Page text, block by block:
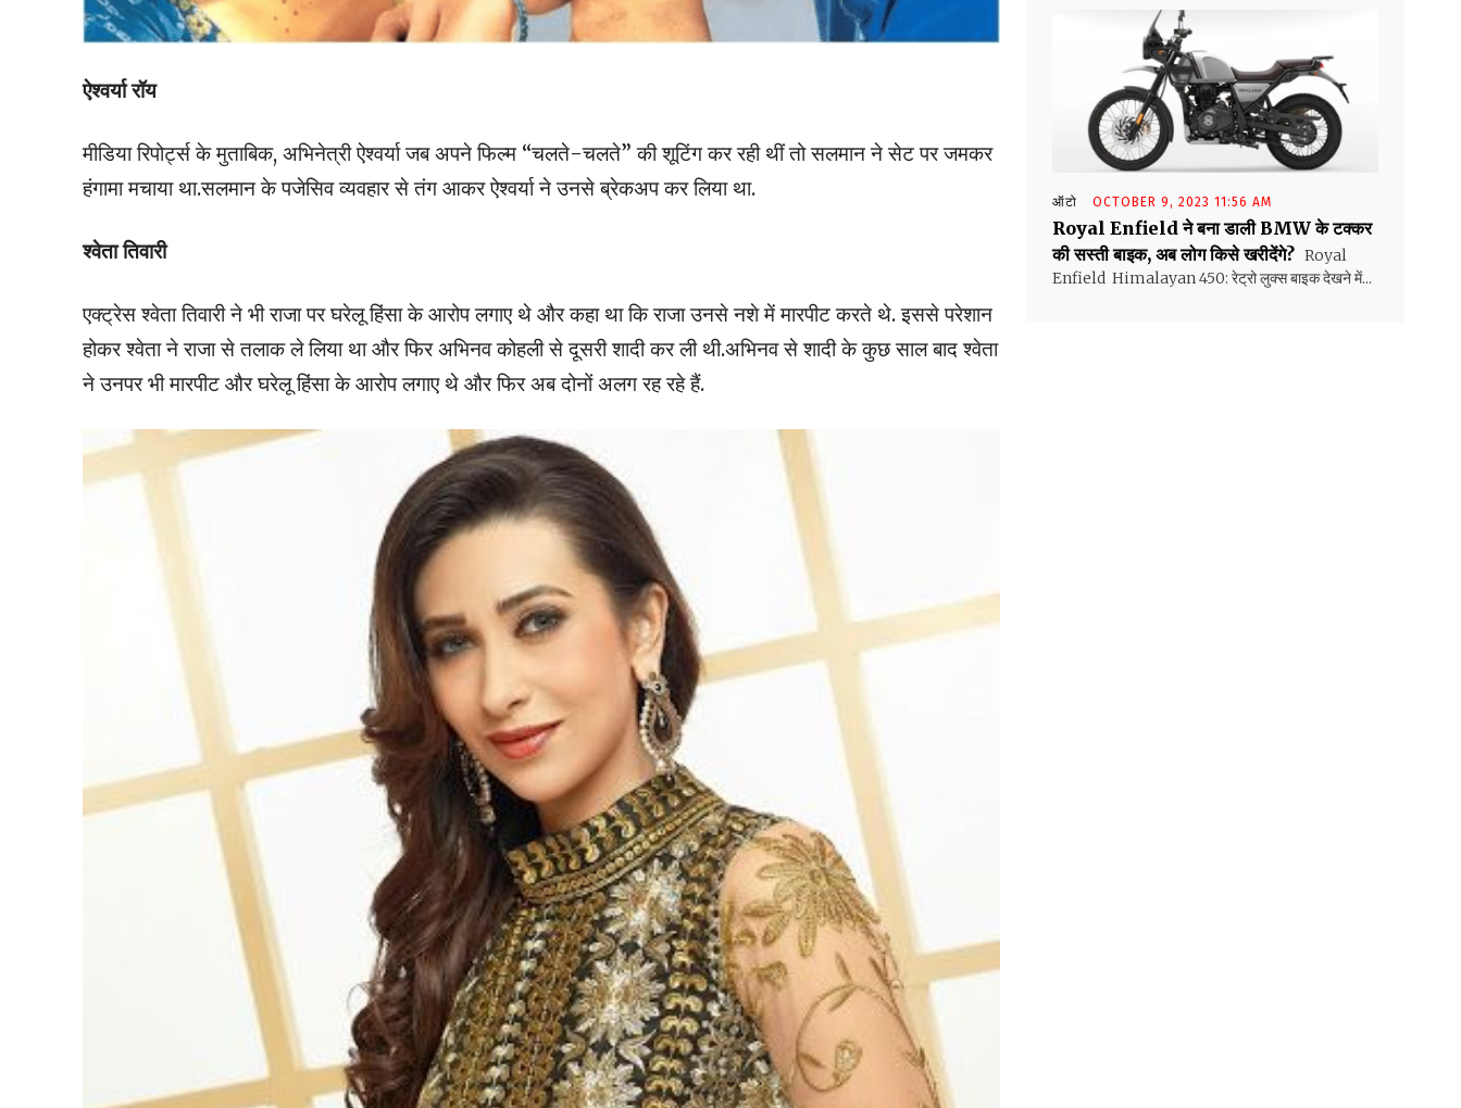
ऐश्वर्या रॉय
मीडिया रिपोर्ट्स के मुताबिक, अभिनेत्री ऐश्वर्या जब अपने फिल्म “चलते-चलते” की शूटिंग कर रही थीं तो सलमान ने सेट पर जमकर
हंगामा मचाया था.सलमान के पजेसिव व्यवहार से तंग आकर ऐश्वर्या ने उनसे ब्रेकअप कर लिया था.
श्वेता तिवारी
एक्ट्रेस श्वेता तिवारी ने भी राजा पर घरेलू हिंसा के आरोप लगाए थे और कहा था कि राजा उनसे नशे में मारपीट करते थे. इससे परेशान
होकर श्वेता ने राजा से तलाक ले लिया था और फिर अभिनव कोहली से दूसरी शादी कर ली थी.अभिनव से शादी के कुछ साल बाद श्वेता
ने उनपर भी मारपीट और घरेलू हिंसा के आरोप लगाए थे और फिर अब दोनों अलग रह रहे हैं.
ऑटो OCTOBER 9, 2023 11:56 AM
Royal Enfield ने बना डाली BMW के टक्कर
की सस्ती बाइक, अब लोग किसे खरीदेंगे? Royal
Enfield Himalayan 450: रेट्रो लुक्स बाइक देखने में...